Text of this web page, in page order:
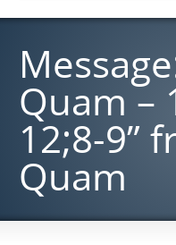
Quam –
12;8-9”
Quam